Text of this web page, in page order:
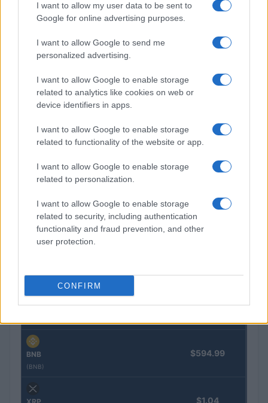
I want to allow my user data to be sent to
Google for online advertising purposes.
I want to allow Google to send me
personalized advertising.
I want to allow Google to enable storage
related to analytics like cookies on web or
device identifiers in apps.
I want to allow Google to enable storage
related to functionality of the website or app.
I want to allow Google to enable storage
related to personalization.
I want to allow Google to enable storage
related to security, including authentication
functionality and fraud prevention, and other
user protection.
CONFIRM
Identifica y elimina suscripciones, fees y compras impulsivas
Marta Ruiz · 8 Ago 2026
Ethereum $1,918.61
BNB
(BNB)
$594.99
$1.04